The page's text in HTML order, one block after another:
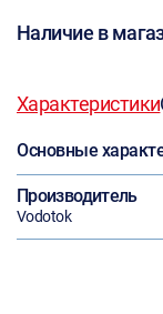
Наличие в
Характеристики
Основные
Производитель
Vodotok